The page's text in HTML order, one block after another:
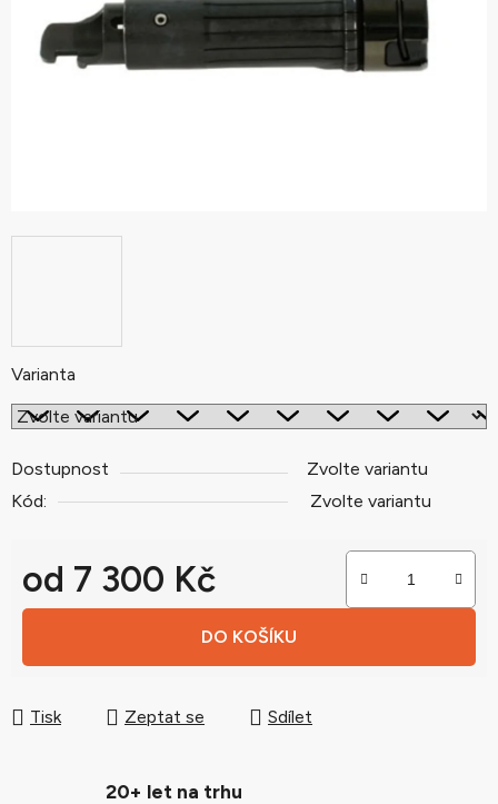
Varianta
Dostupnost
Zvolte variantu
Kód:
Zvolte variantu
od 7 300 Kč
Měrná cena:
DO KOŠÍKU
Tisk Zeptat se Sdílet
20+ let na trhu